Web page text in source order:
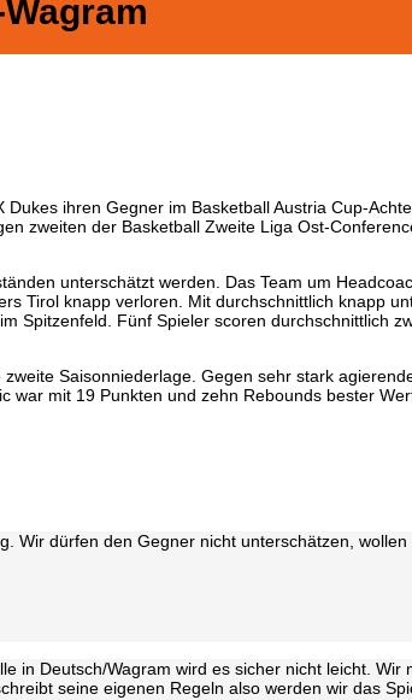
ihren Gegner im Basketball Austria Cup-
zweiten der Basketball Zweite Liga Ost-
unterschätzt werden. Das Team um
Tirol knapp verloren. Mit durchschnittlich knapp
Spitzenfeld. Fünf Spieler scoren durchschnittlich
Saisonniederlage. Gegen sehr stark
war mit 19 Punkten und zehn Rebounds bester
Wir dürfen den Gegner nicht unterschätzen,
in Deutsch/Wagram wird es sicher nicht leicht.
seine eigenen Regeln also werden wir das